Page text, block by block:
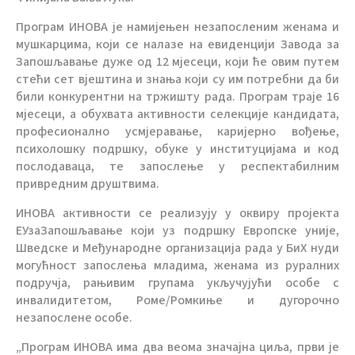
Програм ИНОВА је намијењен незапосленим женама и
мушкарцима, који се налазе на евиденцији Завода за
Запошљавање дуже од 12 мјесеци, који ће овим путем
стећи сет вјештина и знања који су им потребни да би
били конкурентни на тржишту рада. Програм траје 16
мјесеци, а обухвата активности селекције кандидата,
професионално усмјеравање, каријерно вођење,
психолошку подршку, обуке у институцијама и код
послодаваца, те запослење у респектабилним
привредним друштвима.
ИНОВА активности се реализују у оквиру пројекта
ЕУзаЗапошљавање који уз подршку Европске уније,
Шведске и Међународне организација рада у БиХ нуди
могућност запослења младима, женама из руралних
подручја, рањивим групама укључујући особе с
инвалидитетом, Роме/Ромкиње и дугорочно
незапослене особе.
„Програм ИНОВА има два веома значајна циља, први је